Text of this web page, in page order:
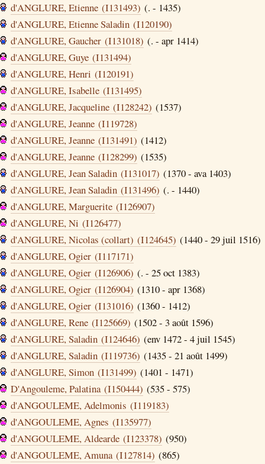
d'ANGLURE, Etienne (I131493) (. - 1435)
d'ANGLURE, Etienne Saladin (I120190)
d'ANGLURE, Gaucher (I131018) (. - apr 1414)
d'ANGLURE, Guye (I131494)
d'ANGLURE, Henri (I120191)
d'ANGLURE, Isabelle (I131495)
d'ANGLURE, Jacqueline (I128242) (1537)
d'ANGLURE, Jeanne (I119728)
d'ANGLURE, Jeanne (I131491) (1412)
d'ANGLURE, Jeanne (I128299) (1535)
d'ANGLURE, Jean Saladin (I131017) (1370 - ava 1403)
d'ANGLURE, Jean Saladin (I131496) (. - 1440)
d'ANGLURE, Marguerite (I126907)
d'ANGLURE, Ni (I126477)
d'ANGLURE, Nicolas (collart) (I124645) (1440 - 29 juil 1516)
d'ANGLURE, Ogier (I117171)
d'ANGLURE, Ogier (I126906) (. - 25 oct 1383)
d'ANGLURE, Ogier (I126904) (1310 - apr 1368)
d'ANGLURE, Ogier (I131016) (1360 - 1412)
d'ANGLURE, Rene (I125669) (1502 - 3 août 1596)
d'ANGLURE, Saladin (I124646) (env 1472 - 4 juil 1545)
d'ANGLURE, Saladin (I119736) (1435 - 21 août 1499)
d'ANGLURE, Simon (I131499) (1401 - 1471)
D'Angouleme, Palatina (I150444) (535 - 575)
d'ANGOULEME, Adelmonis (I119183)
d'ANGOULEME, Agnes (I135977)
d'ANGOULEME, Aldearde (I123378) (950)
d'ANGOULEME, Amuna (I127814) (865)